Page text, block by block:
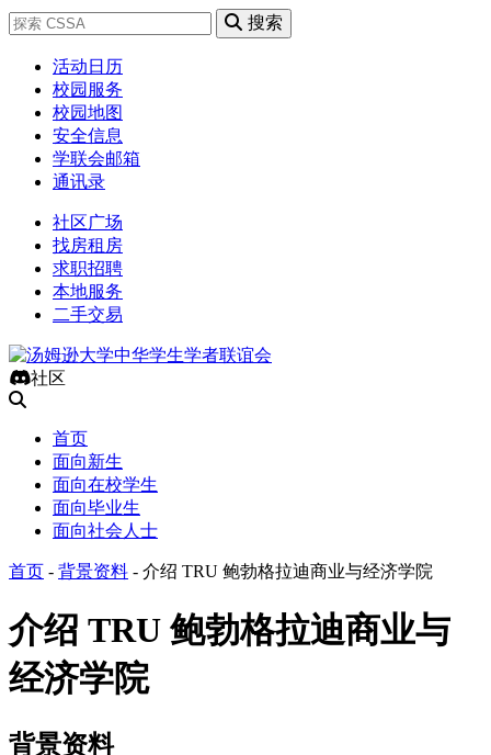
搜索
活动日历
校园服务
校园地图
安全信息
学联会邮箱
通讯录
社区广场
找房租房
求职招聘
本地服务
二手交易
社区
首页
面向新生
面向在校学生
面向毕业生
面向社会人士
首页 - 背景资料 - 介绍 TRU 鲍勃格拉迪商业与经济学院
介绍 TRU 鲍勃格拉迪商业与
经济学院
背景资料